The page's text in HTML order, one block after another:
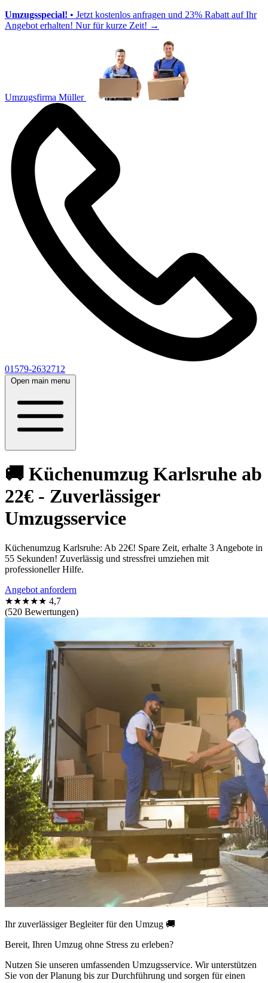
Umzugsspecial! • Jetzt kostenlos anfragen und 23% Rabatt auf Ihr
Angebot erhalten! Nur für kurze Zeit! →
Umzugsfirma Müller
01579-2632712
Open main menu
🚚 Küchenumzug Karlsruhe ab
22€ - Zuverlässiger
Umzugsservice
Küchenumzug Karlsruhe: Ab 22€! Spare Zeit, erhalte 3 Angebote in
55 Sekunden! Zuverlässig und stressfrei umziehen mit
professioneller Hilfe.
Angebot anfordern
★★★★★ 4,7
(520 Bewertungen)
Ihr zuverlässiger Begleiter für den Umzug 🚚
Bereit, Ihren Umzug ohne Stress zu erleben?
Nutzen Sie unseren umfassenden Umzugsservice. Wir unterstützen
Sie von der Planung bis zur Durchführung und sorgen für einen